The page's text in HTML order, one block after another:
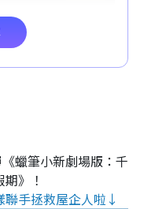
蠟筆小新劇場版：千
》！
手拯救屋企人啦↓